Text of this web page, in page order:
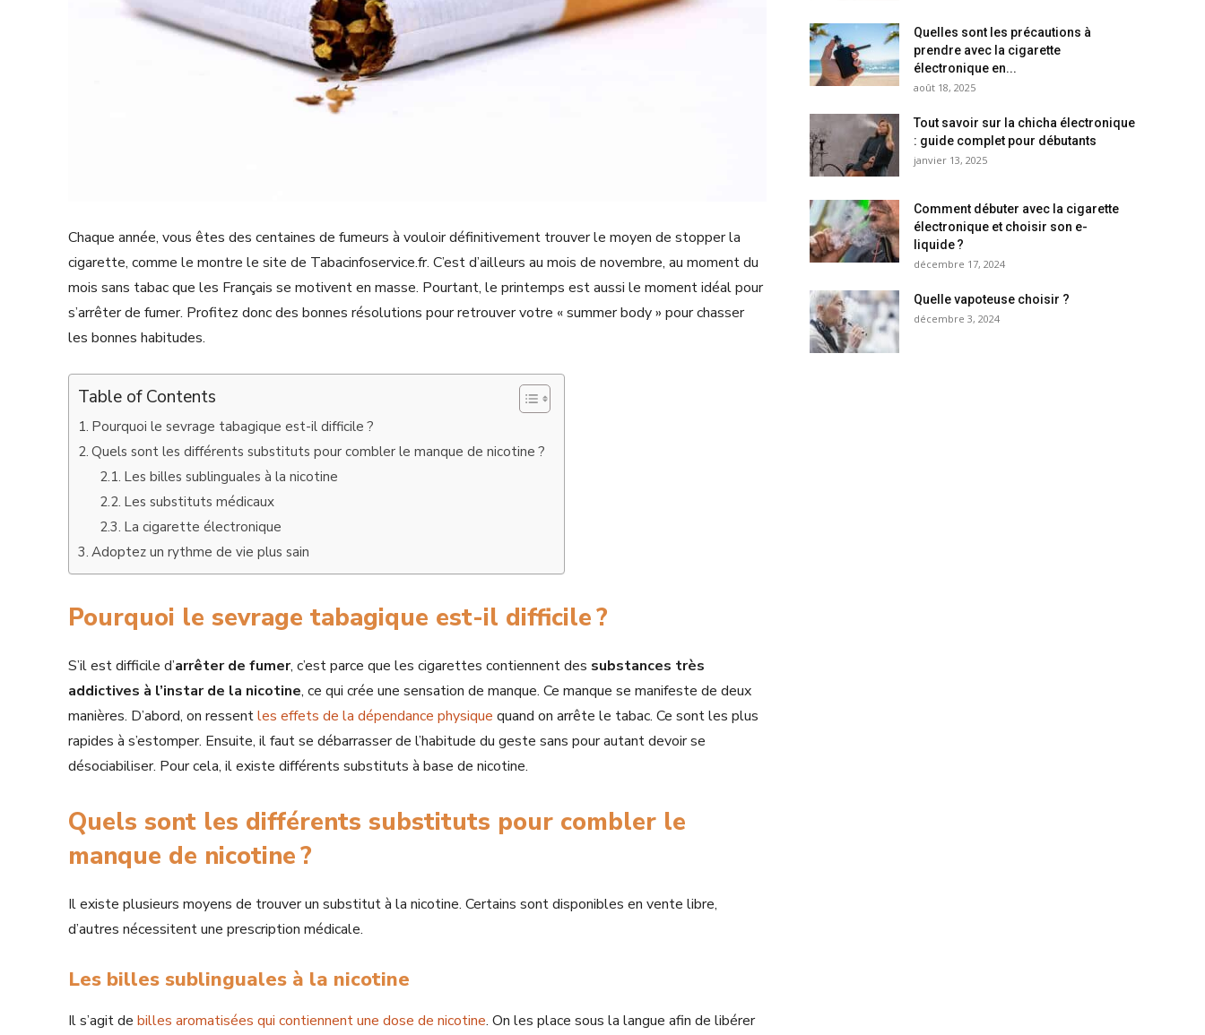
Chaque année, vous êtes des centaines de fumeurs à vouloir définitivement trouver le moyen de stopper la
cigarette, comme le montre le site de Tabacinfoservice.fr. C’est d’ailleurs au mois de novembre, au moment du
mois sans tabac que les Français se motivent en masse. Pourtant, le printemps est aussi le moment idéal pour
s’arrêter de fumer. Profitez donc des bonnes résolutions pour retrouver votre « summer body » pour chasser
les bonnes habitudes.
Table of Contents
Pourquoi le sevrage tabagique est-il difficile ?
Quels sont les différents substituts pour combler le manque de nicotine ?
Les billes sublinguales à la nicotine
Les substituts médicaux
La cigarette électronique
Adoptez un rythme de vie plus sain
Pourquoi le sevrage tabagique est-il difficile ?
S’il est difficile d’arrêter de fumer, c’est parce que les cigarettes contiennent des substances très
addictives à l’instar de la nicotine, ce qui crée une sensation de manque. Ce manque se manifeste de deux
manières. D’abord, on ressentles effets de la dépendance physique quand on arrête le tabac. Ce sont les plus
rapides à s’estomper. Ensuite, il faut se débarrasser de l’habitude du geste sans pour autant devoir se
désociabiliser. Pour cela, il existe différents substituts à base de nicotine.
Quels sont les différents substituts pour combler le
manque de nicotine ?
Il existe plusieurs moyens de trouver un substitut à la nicotine. Certains sont disponibles en vente libre,
d’autres nécessitent une prescription médicale.
Les billes sublinguales à la nicotine
Il s’agit de billes aromatisées qui contiennent une dose de nicotine. On les place sous la langue afin de libérer
Quelles sont les précautions à
prendre avec la cigarette
électronique en...
août 18, 2025
Tout savoir sur la chicha électronique
: guide complet pour débutants
janvier 13, 2025
Comment débuter avec la cigarette
électronique et choisir son e-
liquide ?
décembre 17, 2024
Quelle vapoteuse choisir ?
décembre 3, 2024